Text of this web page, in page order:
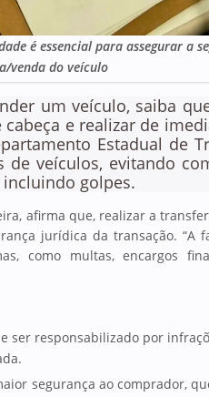
é essencial para assegurar a
venda do veículo
um veículo, saiba
e realizar de
Estadual de
veículos, evitando
golpes.
afirma que, realizar a
jurídica da transação. “A
como multas, encargos
ser responsabilizado por
segurança ao comprador,